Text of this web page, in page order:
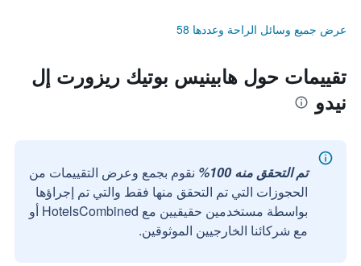
عرض جميع وسائل الراحة وعددها 58
تقييمات حول هابينيس بوتيك ريزورت إل
نيدو
تم التحقق منه 100%
نقوم بجمع وعرض التقييمات من
الحجوزات التي تم التحقق منها فقط والتي تم إجراؤها
بواسطة مستخدمين حقيقيين مع HotelsCombined أو
مع شركائنا الخارجيين الموثوقين.